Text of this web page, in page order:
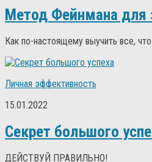
Метод Фейнмана для
Как по-настоящему выучить все,
Личная эффективность
15.01.2022
Секрет большого
ДЕЙСТВУЙ ПРАВИЛЬНО!